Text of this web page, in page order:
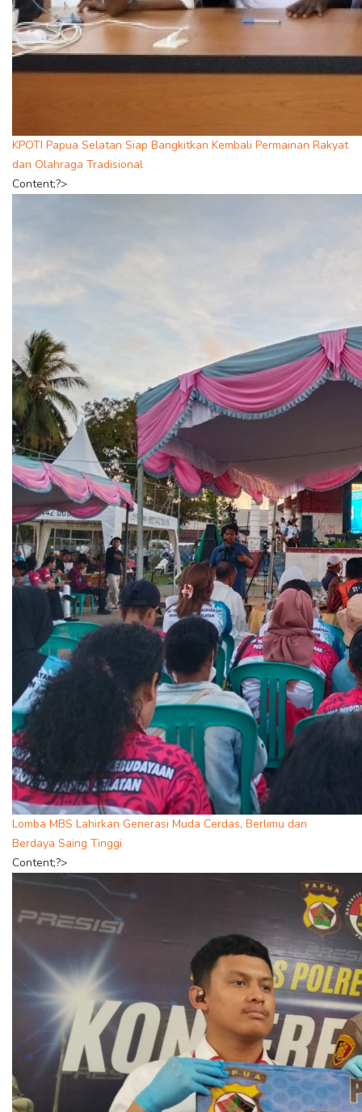
KPOTI Papua Selatan Siap Bangkitkan Kembali Permainan Rakyat
dan Olahraga Tradisional
Content;?>
Lomba MBS Lahirkan Generasi Muda Cerdas, Berlimu dan
Berdaya Saing Tinggi
Content;?>